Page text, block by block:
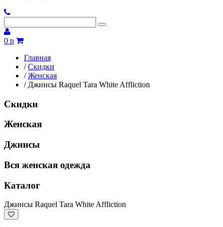
0 р
Главная
/ Скидки
/ Женская
/ Джинсы Raquel Tara White Affliction
Скидки
Женская
Джинсы
Вся женская одежда
Каталог
Джинсы Raquel Tara White Affliction